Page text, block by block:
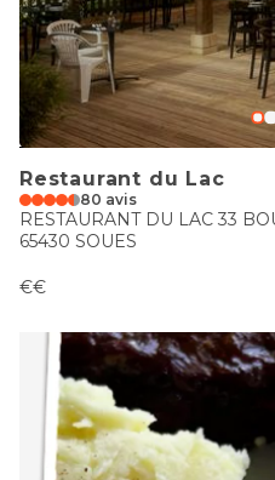
Restaurant du Lac
80 avis
RESTAURANT DU LAC 33
65430 SOUES
€€